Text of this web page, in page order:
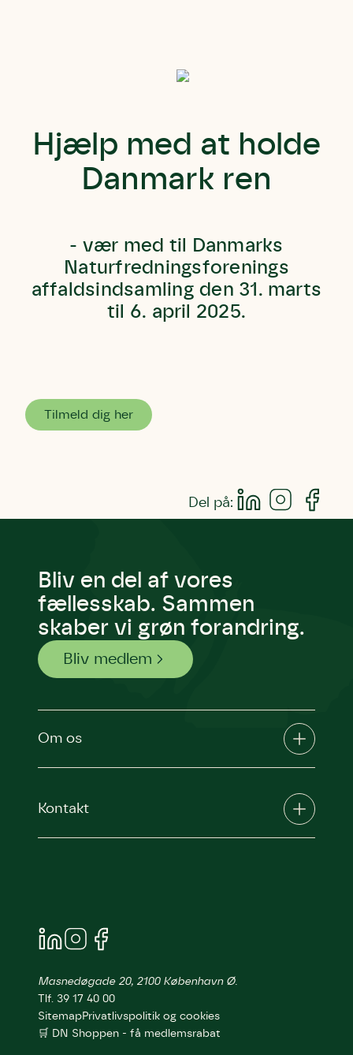
Hjælp med at holde
Danmark ren
- vær med til Danmarks
Naturfredningsforenings
affaldsindsamlingden 31. marts
til 6. april 2025.
Tilmeld dig her
Del på:
Bliv en del af vores
fællesskab. Sammen
skaber vi grøn forandring.
Bliv medlem
Om os
Kontakt
Masnedøgade 20, 2100 København Ø.
Tlf. 39 17 40 00
SitemapPrivatlivspolitik og cookies
🛒 DN Shoppen - få medlemsrabat